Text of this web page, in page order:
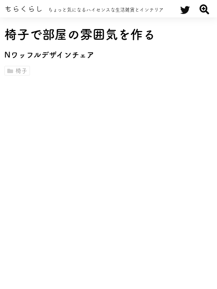
もらくらし ちょっと気になるハイセンスな生活雑貨とインテリア
椅子で部屋の雰囲気を作る
Nワッフルデザインチェア
椅子